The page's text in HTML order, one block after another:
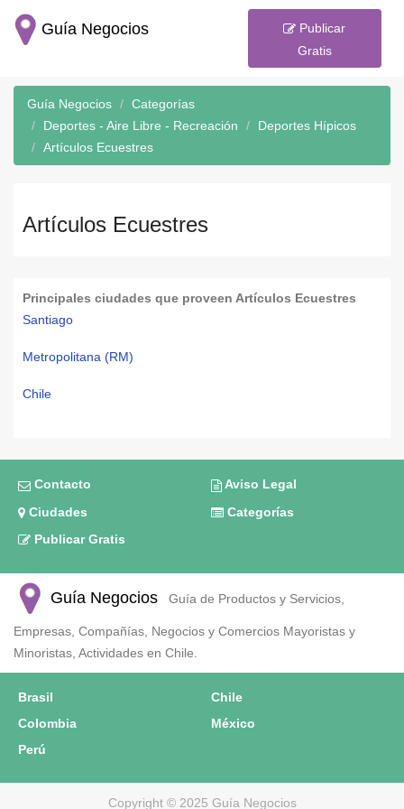
Guía Negocios
Publicar
Gratis
Guía Negocios
Categorías
Deportes - Aire Libre - Recreación
Deportes Hípicos
Artículos Ecuestres
Artículos Ecuestres
Principales ciudades que proveen Artículos Ecuestres
Santiago
Metropolitana (RM)
Chile
Contacto
Aviso Legal
Ciudades
Categorías
Publicar Gratis
Guía Negocios Guía de Productos y Servicios,
Empresas, Compañías, Negocios y Comercios Mayoristas y
Minoristas, Actividades en Chile.
Brasil
Chile
Colombia
México
Perú
Copyright © 2025 Guía Negocios